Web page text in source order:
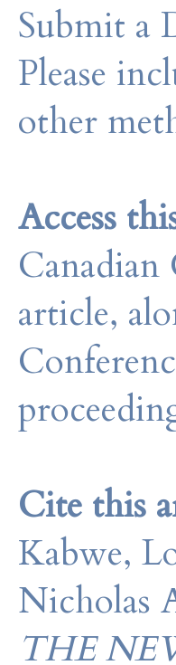
Submit a
Please
other
Access
Canadian
article,
Cite this
Kabwe,
Nicholas
THE